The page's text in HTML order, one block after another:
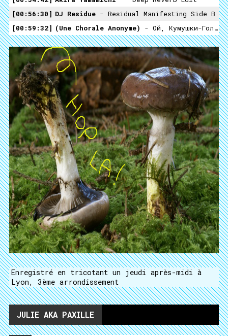
00:56:30
DJ Residue - Residual Manifesting Side B
00:59:32
(Une Chorale Anonyme) - Ой, Кумушки-Голубушки Мои
Enregistré en tricotant un jeudi après-midi à
Lyon, 3ème arrondissement
JULIE AKA PAXILLE